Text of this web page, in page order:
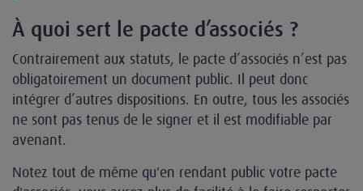
À quoi sert le pacte d’associés ?
Contrairement aux statuts, le pacte d’associés n’est pas
obligatoirement un document public. Il peut donc
intégrer d’autres dispositions. En outre, tous les associés
ne sont pas tenus de le signer et il est modifiable par
avenant.
Notez tout de même qu'en rendant public votre pacte